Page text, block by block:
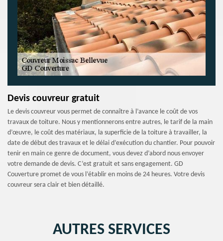
Devis couvreur gratuit
Le devis couvreur vous permet de connaître à l’avance le coût de vos
travaux de toiture. Nous y mentionnerons entre autres, le tarif de la main
d’œuvre, le coût des matériaux, la superficie de la toiture à travailler, la
date de début des travaux et le délai d’exécution du chantier. Pour pouvoir
tenir en main ce genre de document, vous devez d’abord nous envoyer
votre demande de devis. C’est gratuit et sans engagement. GD
Couverture promet de vous l’établir en moins de 24 heures. Votre devis
couvreur sera clair et bien détaillé.
AUTRES SERVICES